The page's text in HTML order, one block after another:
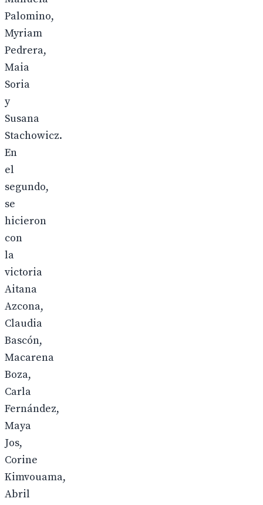
Palomino,
Myriam
Pedrera,
Maia
Soria
y
Susana
Stachowicz.
En
el
segundo,
se
hicieron
con
la
victoria
Aitana
Azcona,
Claudia
Bascón,
Macarena
Boza,
Carla
Fernández,
Maya
Jos,
Corine
Kimvouama,
Abril